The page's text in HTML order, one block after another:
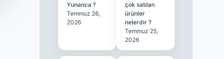
Yunanca ?
Temmuz 26,
2026
çok satılan
ürünler
nelerdir ?
Temmuz 25,
2026